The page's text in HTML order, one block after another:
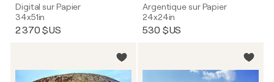
Digital sur Papier
34x51in
2 370 $US
Argentique sur Papier
24x24in
530 $US